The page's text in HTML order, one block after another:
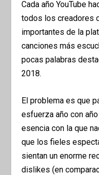
Cada año YouTube
todos los creadores
importantes de la
canciones más
pocas palabras
2018.
El problema es que
esfuerza año con
esencia con la que
que los fieles
sientan un enorme
dislikes (en